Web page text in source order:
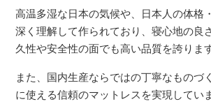
高温多湿な日本の気候や、日本人の体格
深く理解して作られており、寝心地の良
久性や安全性の面でも高い品質を誇ります
また、国内生産ならではの丁寧なものづ
に使える信頼のマットレスを実現してい